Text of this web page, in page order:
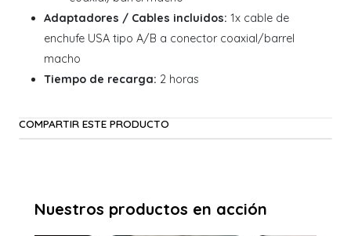
Adaptadores / Cables incluidos: 1x cable de
enchufe USA tipo A/B a conector coaxial/barrel
macho
Tiempo de recarga: 2 horas
COMPARTIR ESTE PRODUCTO